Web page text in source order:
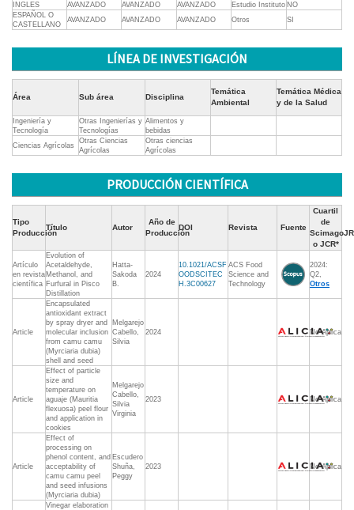
INGLES AVANZADO AVANZADO AVANZADO Estudio Instituto NO
ESPAÑOL O
CASTELLANO
AVANZADO AVANZADO AVANZADO Otros SI
LÍNEA DE INVESTIGACIÓN
Área Sub área Disciplina
Temática
Ambiental
Temática Médica
y de la Salud
Ingeniería y
Tecnología
Otras Ingenierías y
Tecnologías
Alimentos y
bebidas
Ciencias Agrícolas
Otras Ciencias
Agrícolas
Otras ciencias
Agrícolas
PRODUCCIÓN CIENTÍFICA
Tipo
Producción
Título Autor
Año de
Producción
DOI Revista Fuente
Cuartil
de
ScimagoJR
o JCR*
Artículo
en revista
científica
Evolution of
Acetaldehyde,
Methanol, and
Furfural in Pisco
Distillation
Hatta-
Sakoda
B.
2024
10.1021/ACSF
OODSCITEC
H.3C00627
ACS Food
Science and
Technology
2024:
Q2,
Otros
Article
Encapsulated
antioxidant extract
by spray dryer and
molecular inclusion
from camu camu
(Myrciaria dubia)
shell and seed
Melgarejo
Cabello,
Silvia
2024 No Aplica
Article
Effect of particle
size and
temperature on
aguaje (Mauritia
flexuosa) peel flour
and application in
cookies
Melgarejo
Cabello,
Silvia
Virginia
2023 No Aplica
Article
Effect of
processing on
phenol content, and
acceptability of
camu camu peel
and seed infusions
(Myrciaria dubia)
Escudero
Shuña,
Peggy
2023 No Aplica
Vinegar elaboration